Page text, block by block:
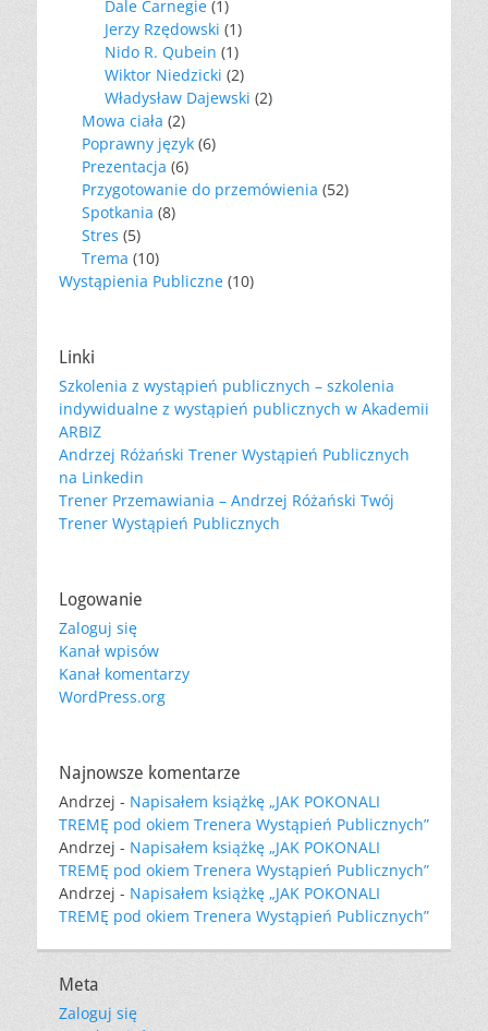
Dale Carnegie (1)
Jerzy Rzędowski (1)
Nido R. Qubein (1)
Wiktor Niedzicki (2)
Władysław Dajewski (2)
Mowa ciała (2)
Poprawny język (6)
Prezentacja (6)
Przygotowanie do przemówienia (52)
Spotkania (8)
Stres (5)
Trema (10)
Wystąpienia Publiczne (10)
Linki
Szkolenia z wystąpień publicznych – szkolenia
indywidualne z wystąpień publicznych w Akademii
ARBIZ
Andrzej Różański Trener Wystąpień Publicznych
na Linkedin
Trener Przemawiania – Andrzej Różański Twój
Trener Wystąpień Publicznych
Logowanie
Zaloguj się
Kanał wpisów
Kanał komentarzy
WordPress.org
Najnowsze komentarze
Andrzej - Napisałem książkę „JAK POKONALI
TREMĘ pod okiem Trenera Wystąpień Publicznych”
Andrzej - Napisałem książkę „JAK POKONALI
TREMĘ pod okiem Trenera Wystąpień Publicznych”
Andrzej - Napisałem książkę „JAK POKONALI
TREMĘ pod okiem Trenera Wystąpień Publicznych”
Meta
Zaloguj się